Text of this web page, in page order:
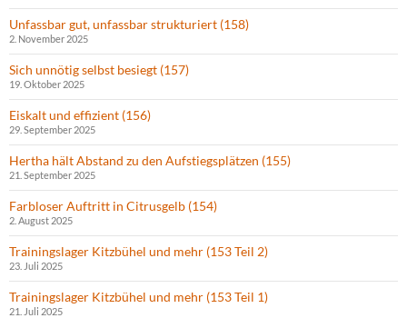
Unfassbar gut, unfassbar strukturiert (158)
2. November 2025
Sich unnötig selbst besiegt (157)
19. Oktober 2025
Eiskalt und effizient (156)
29. September 2025
Hertha hält Abstand zu den Aufstiegsplätzen (155)
21. September 2025
Farbloser Auftritt in Citrusgelb (154)
2. August 2025
Trainingslager Kitzbühel und mehr (153 Teil 2)
23. Juli 2025
Trainingslager Kitzbühel und mehr (153 Teil 1)
21. Juli 2025